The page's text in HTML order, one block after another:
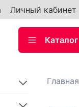
Личный кабинет
Каталог
Главная